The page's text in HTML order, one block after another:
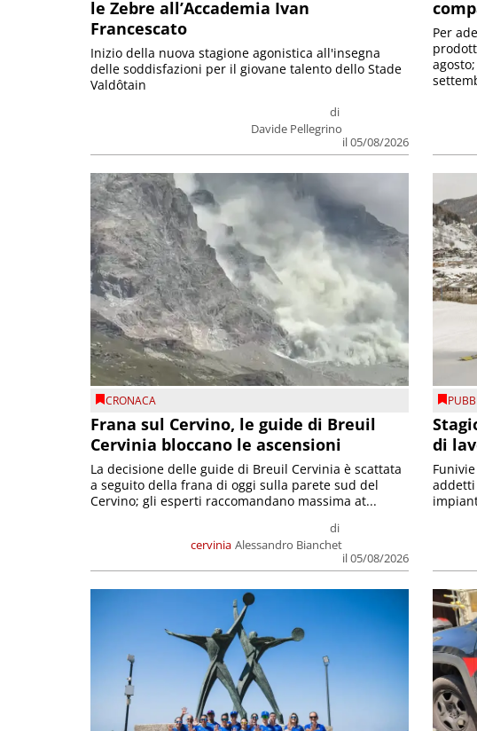
le Zebre all’Accademia Ivan
Francescato
di
Davide Pellegrino
il 05/08/2026
Inizio della nuova stagione agonistica all'insegna
delle soddisfazioni per il giovane talento dello Stade
Valdôtain
Per
CRONACA
Frana sul Cervino, le guide di Breuil
Cervinia bloccano le ascensioni
cervinia
di
Alessandro Bianchet
il 05/08/2026
La decisione delle guide di Breuil Cervinia è scattata
a seguito della frana di oggi sulla parete sud del
Cervino; gli esperti raccomandano massima at...
di